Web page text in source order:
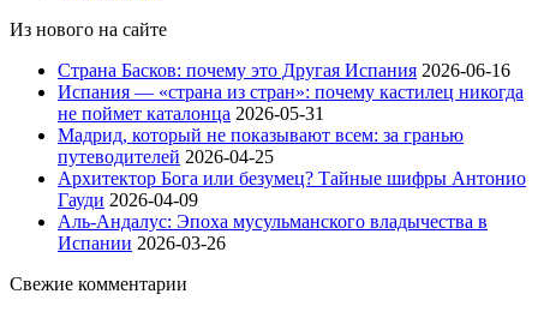
Из нового на сайте
Страна Басков: почему это Другая Испания 2026-06-16
Испания — «страна из стран»: почему кастилец никогда
не поймет каталонца 2026-05-31
Мадрид, который не показывают всем: за гранью
путеводителей 2026-04-25
Архитектор Бога или безумец? Тайные шифры Антонио
Гауди 2026-04-09
Аль-Андалус: Эпоха мусульманского владычества в
Испании 2026-03-26
Свежие комментарии